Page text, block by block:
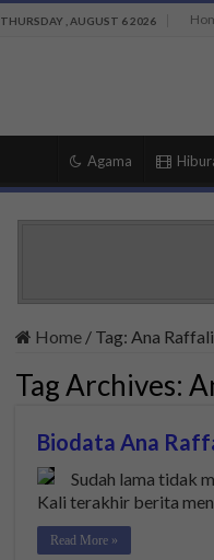
THURSDAY , AUGUST 6 2026
Agama
Home / Tag: Ana
Tag Archives:
Biodata Ana
Sudah lama tidak
Kali terakhir berita
Read More »